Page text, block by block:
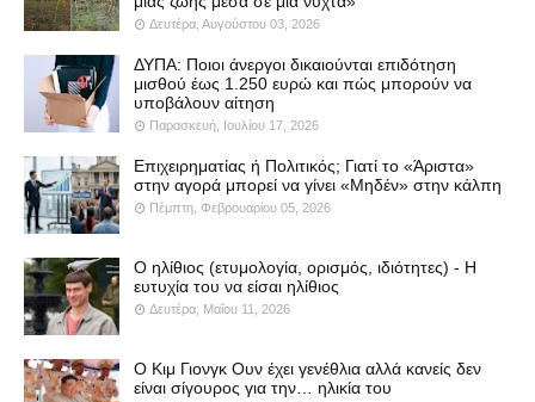
Δευτέρα, Αυγούστου 03, 2026
ΔΥΠΑ: Ποιοι άνεργοι δικαιούνται επιδότηση
μισθού έως 1.250 ευρώ και πώς μπορούν να
υποβάλουν αίτηση
Παρασκευή, Ιουλίου 17, 2026
Επιχειρηματίας ή Πολιτικός; Γιατί το «Άριστα»
στην αγορά μπορεί να γίνει «Μηδέν» στην κάλπη
Πέμπτη, Φεβρουαρίου 05, 2026
Ο ηλίθιος (ετυμολογία, ορισμός, ιδιότητες) - Η
ευτυχία του να είσαι ηλίθιος
Δευτέρα, Μαΐου 11, 2026
Ο Κιμ Γιονγκ Ουν έχει γενέθλια αλλά κανείς δεν
είναι σίγουρος για την… ηλικία του